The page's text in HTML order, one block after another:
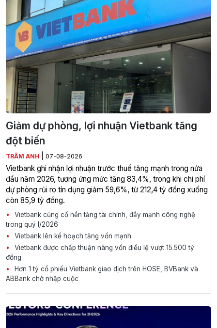
Giảm dự phòng, lợi nhuận Vietbank tăng
đột biến
TRÂM ANH 07-08-2026
Vietbank ghi nhận lợi nhuận trước thuế tăng mạnh trong nửa
đầu năm 2026, tương ứng mức tăng 83,4%, trong khi chi phí
dự phòng rủi ro tín dụng giảm 59,6%, từ 212,4 tỷ đồng xuống
còn 85,9 tỷ đồng.
Vietbank củng cố nền tảng tài chính, đẩy mạnh công nghệ
trong quý I/2026
Vietbank lên kế hoạch tăng vốn mạnh
Vietbank được chấp thuận nâng vốn điều lệ vượt 15.500 tỷ
đồng
Hơn 1 tỷ cổ phiếu Vietbank giao dịch trên HOSE, BVBank và
ABBank chờ nhập cuộc